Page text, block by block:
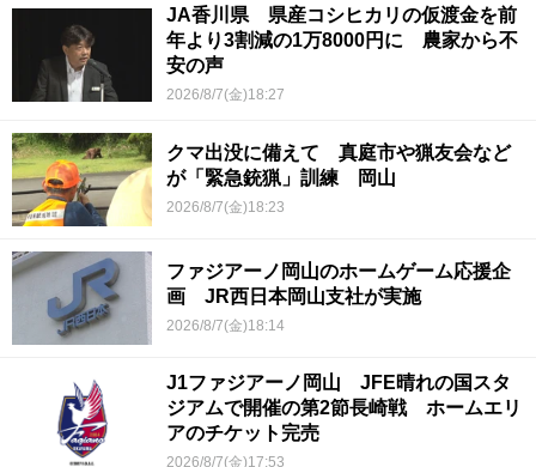
JA香川県 県産コシヒカリの仮渡金を前
年より3割減の1万8000円に 農家から不
安の声
2026/8/7(金)18:27
クマ出没に備えて 真庭市や猟友会など
が「緊急銃猟」訓練 岡山
2026/8/7(金)18:23
ファジアーノ岡山のホームゲーム応援企
画 JR西日本岡山支社が実施
2026/8/7(金)18:14
J1ファジアーノ岡山 JFE晴れの国スタ
ジアムで開催の第2節長崎戦 ホームエリ
アのチケット完売
2026/8/7(金)17:53